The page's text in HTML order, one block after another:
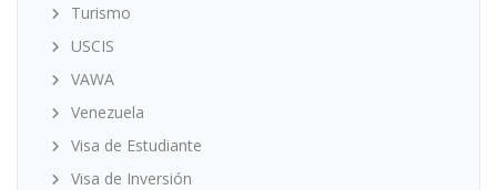
Turismo
USCIS
VAWA
Venezuela
Visa de Estudiante
Visa de Inversión